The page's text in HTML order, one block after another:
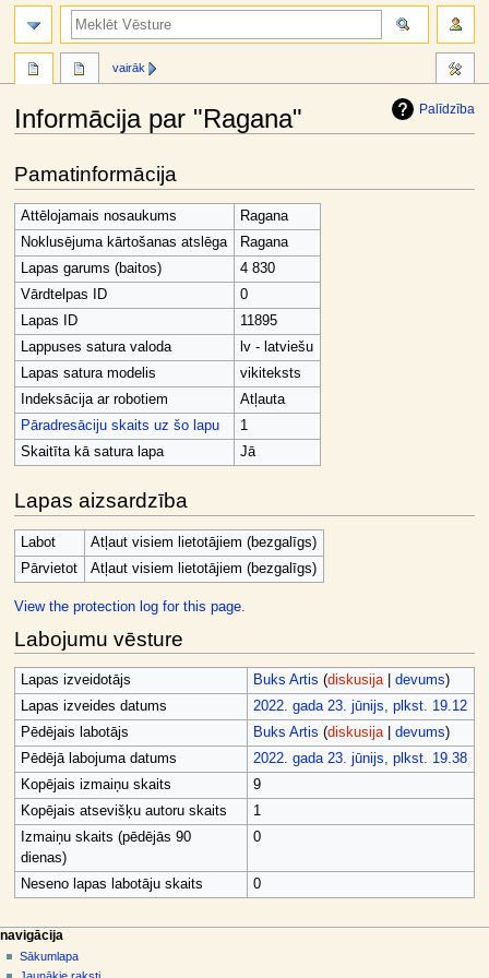
Palīdzība
Informācija par "Ragana"
to
navigation
to
search
Pamatinformācija
Attēlojamais nosaukums
Ragana
Noklusējuma kārtošanas atslēga
Ragana
Lapas garums (baitos)
4 830
Vārdtelpas ID
0
Lapas ID
11895
Lappuses satura valoda
lv - latviešu
Lapas satura modelis
vikiteksts
Indeksācija ar robotiem
Atļauta
Pāradresāciju skaits uz šo lapu
1
Skaitīta kā satura lapa
Jā
Lapas aizsardzība
Labot
Atļaut visiem lietotājiem (bezgalīgs)
Pārvietot
Atļaut visiem lietotājiem (bezgalīgs)
View the protection log for this page.
Labojumu vēsture
Lapas izveidotājs Buks Artis (diskusija| devums)
Lapas izveides datums
2022. gada 23. jūnijs, plkst. 19.12
Pēdējais labotājs
Buks Artis (diskusija| devums)
Pēdējā labojuma datums
2022. gada 23. jūnijs, plkst. 19.38
Kopējais izmaiņu skaits
9
Kopējais atsevišķu autoru skaits
1
Izmaiņu skaits (pēdējās 90
dienas)
0
Neseno lapas labotāju skaits 0
N
a
lapas darbības
raksts
diskusija
vairāk
dalībnieka rīki
pieslēgties
navigācija
Sākumlapa
meklēt